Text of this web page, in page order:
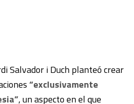
Salvador i Duch planteó crear
“exclusivamente
, un aspecto en el que